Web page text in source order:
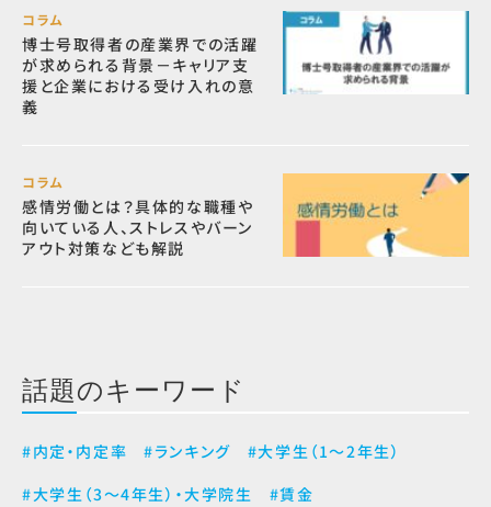
コラム
博士号取得者の産業界での活躍
が求められる背景－キャリア支
援と企業における受け入れの意
義
コラム
感情労働とは？具体的な職種や
向いている人、ストレスやバーン
アウト対策なども解説
話題のキーワード
#内定・内定率 #ランキング
#大学生（1～2年生）
#大学生（3～4年生）・大学院生
#賃金